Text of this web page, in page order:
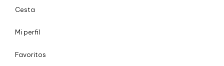
Cesta
Mi perfil
Favoritos